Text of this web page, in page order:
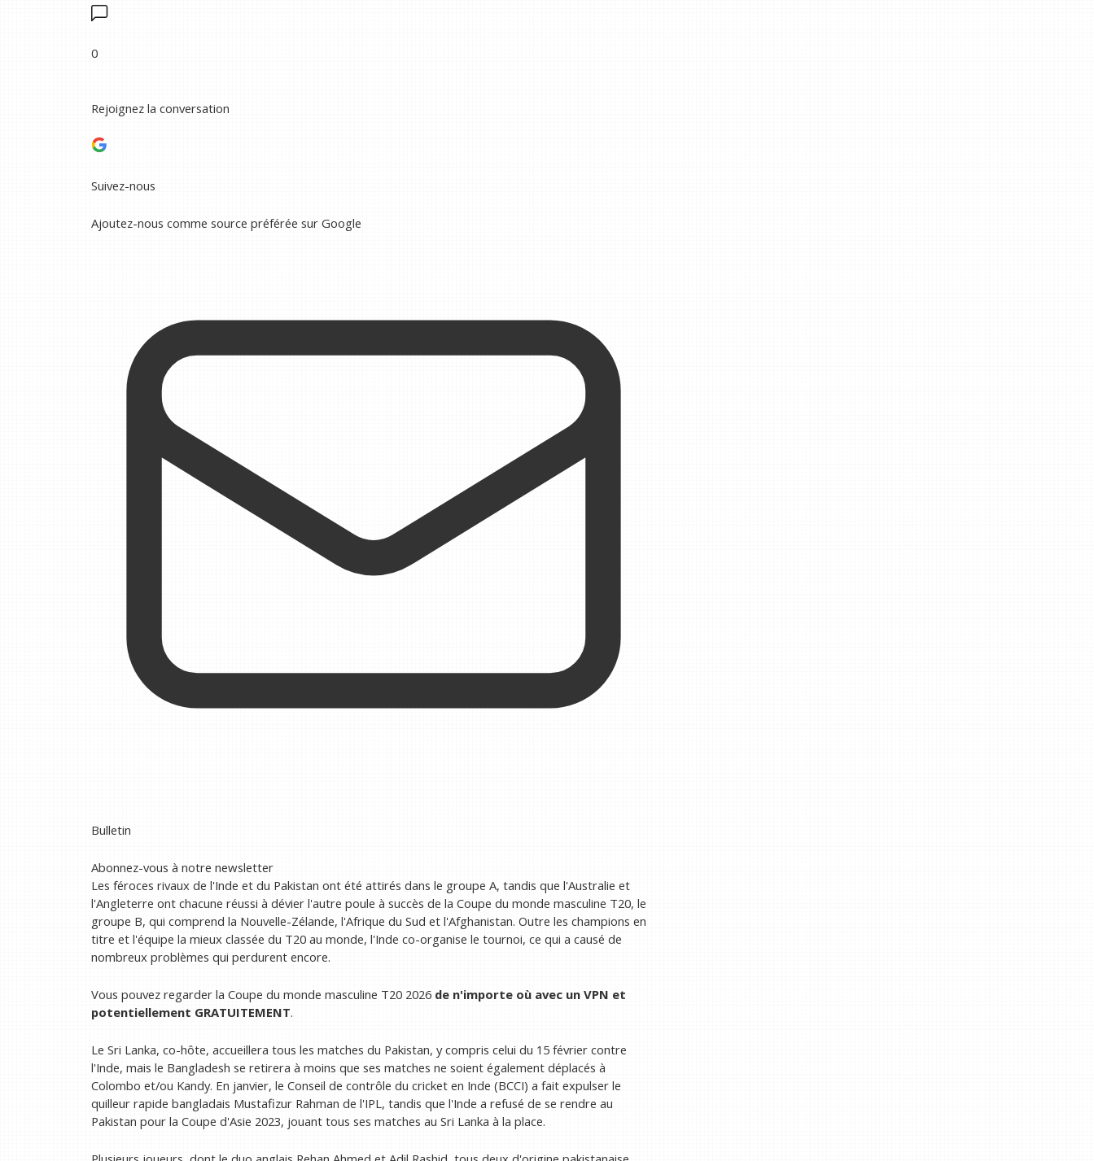
0
Rejoignez la conversation
Suivez-nous
Ajoutez-nous comme source préférée sur Google
Bulletin
Abonnez-vous à notre newsletter
Les féroces rivaux de l'Inde et du Pakistan ont été attirés dans le groupe A, tandis que l'Australie et
l'Angleterre ont chacune réussi à dévier l'autre poule à succès de la Coupe du monde masculine T20, le
groupe B, qui comprend la Nouvelle-Zélande, l'Afrique du Sud et l'Afghanistan. Outre les champions en
titre et l'équipe la mieux classée du T20 au monde, l'Inde co-organise le tournoi, ce qui a causé de
nombreux problèmes qui perdurent encore.
Vous pouvez regarder la Coupe du monde masculine T20 2026 de n'importe où avec un VPN et
potentiellement GRATUITEMENT.
Le Sri Lanka, co-hôte, accueillera tous les matches du Pakistan, y compris celui du 15 février contre
l'Inde, mais le Bangladesh se retirera à moins que ses matches ne soient également déplacés à
Colombo et/ou Kandy. En janvier, le Conseil de contrôle du cricket en Inde (BCCI) a fait expulser le
quilleur rapide bangladais Mustafizur Rahman de l'IPL, tandis que l'Inde a refusé de se rendre au
Pakistan pour la Coupe d'Asie 2023, jouant tous ses matches au Sri Lanka à la place.